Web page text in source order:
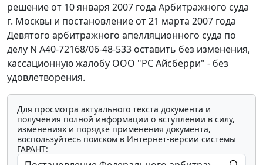
решение от 10 января 2007 года Арбитражного суда
г. Москвы и постановление от 21 марта 2007 года
Девятого арбитражного апелляционного суда по
делу N А40-72168/06-48-533 оставить без изменения,
кассационную жалобу ООО "PC Айсберри" - без
удовлетворения.
Для просмотра актуального текста документа и
получения полной информации о вступлении в силу,
изменениях и порядке применения документа,
воспользуйтесь поиском в Интернет-версии системы
ГАРАНТ: